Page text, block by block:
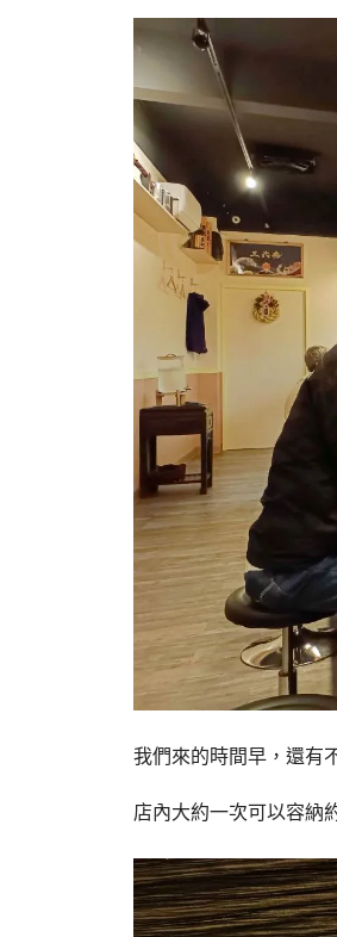
我們來的時間早，還有
店內大約一次可以容納